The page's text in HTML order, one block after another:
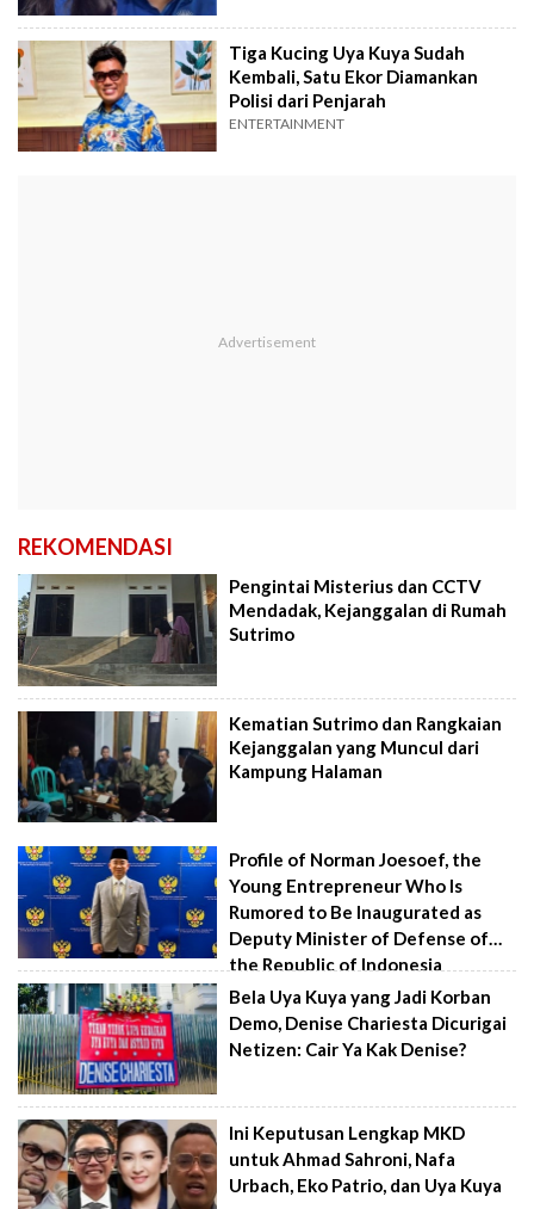
Tiga Kucing Uya Kuya Sudah
Kembali, Satu Ekor Diamankan
Polisi dari Penjarah
ENTERTAINMENT
REKOMENDASI
Pengintai Misterius dan CCTV
Mendadak, Kejanggalan di Rumah
Sutrimo
Kematian Sutrimo dan Rangkaian
Kejanggalan yang Muncul dari
Kampung Halaman
Profile of Norman Joesoef, the
Young Entrepreneur Who Is
Rumored to Be Inaugurated as
Deputy Minister of Defense of
the Republic of Indonesia
Bela Uya Kuya yang Jadi Korban
Demo, Denise Chariesta Dicurigai
Netizen: Cair Ya Kak Denise?
Ini Keputusan Lengkap MKD
untuk Ahmad Sahroni, Nafa
Urbach, Eko Patrio, dan Uya Kuya